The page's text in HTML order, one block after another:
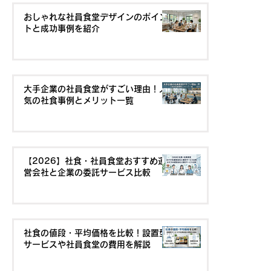
おしゃれな社員食堂デザインのポイン
トと成功事例を紹介
大手企業の社員食堂がすごい理由！人
気の社食事例とメリット一覧
【2026】社食・社員食堂おすすめ運
営会社と企業の委託サービス比較
社食の値段・平均価格を比較！設置型
サービスや社員食堂の費用を解説